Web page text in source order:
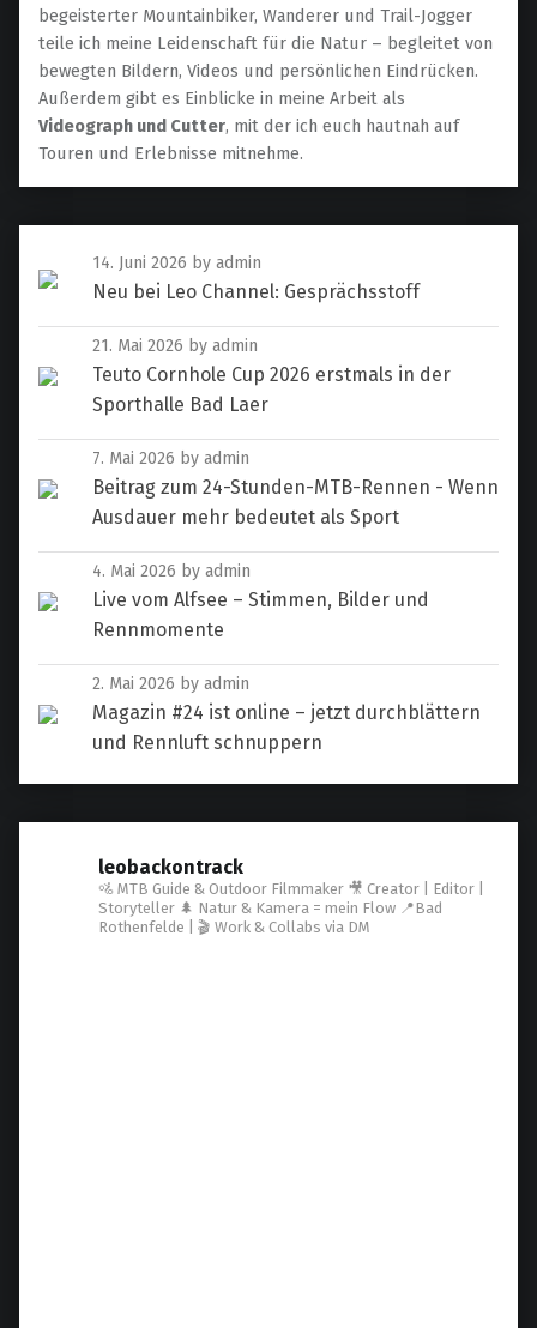
begeisterter Mountainbiker, Wanderer und Trail-Jogger
teile ich meine Leidenschaft für die Natur – begleitet von
bewegten Bildern, Videos und persönlichen Eindrücken.
Außerdem gibt es Einblicke in meine Arbeit als
Videograph und Cutter, mit der ich euch hautnah auf
Touren und Erlebnisse mitnehme.
14. Juni 2026 by admin
Neu bei Leo Channel: Gesprächsstoff
21. Mai 2026 by admin
Teuto Cornhole Cup 2026 erstmals in der
Sporthalle Bad Laer
7. Mai 2026 by admin
Beitrag zum 24-Stunden-MTB-Rennen - Wenn
Ausdauer mehr bedeutet als Sport
4. Mai 2026 by admin
Live vom Alfsee – Stimmen, Bilder und
Rennmomente
2. Mai 2026 by admin
Magazin #24 ist online – jetzt durchblättern
und Rennluft schnuppern
leobackontrack
🚵 MTB Guide & Outdoor Filmmaker 🎥 Creator | Editor |
Storyteller 🌲 Natur & Kamera = mein Flow 📍Bad
Rothenfelde | 🎬 Work & Collabs via DM